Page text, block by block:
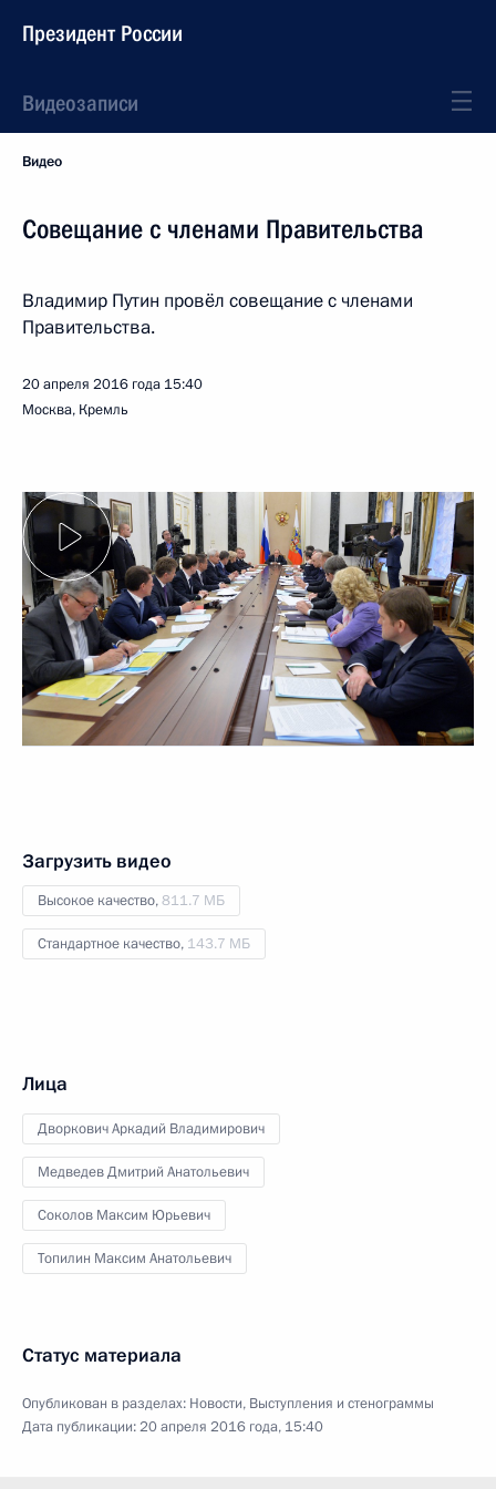
Президент России
Видеозаписи
Видео
Совещание с членами Правительства
Владимир Путин провёл совещание с членами
Правительства.
20 апреля 2016 года 15:40
Москва, Кремль
Загрузить видео
Высокое качество,811.7 МБ
Стандартное качество, 143.7 МБ
Лица
Дворкович Аркадий Владимирович
Медведев Дмитрий Анатольевич
Соколов Максим Юрьевич
Топилин Максим Анатольевич
Статус материала
Опубликован в разделах: Новости, Выступления и стенограммы
Дата публикации:20 апреля 2016 года, 15:40